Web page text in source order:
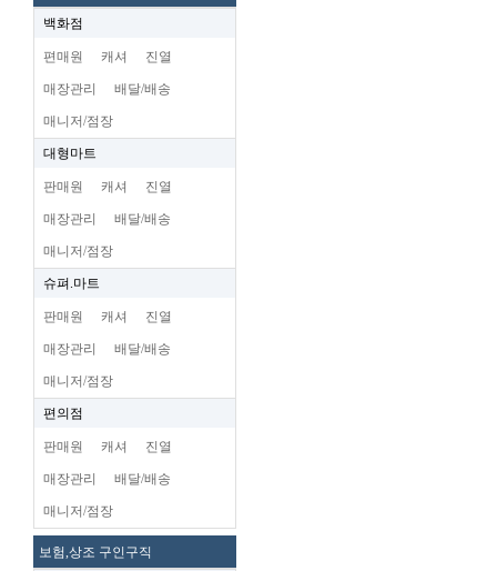
백화점
편매원 캐셔 진열
매장관리 배달/배송
매니저/점장
대형마트
판매원 캐셔 진열
매장관리 배달/배송
매니저/점장
슈펴.마트
판매원 캐셔 진열
매장관리 배달/배송
매니저/점장
편의점
판매원 캐셔 진열
매장관리 배달/배송
매니저/점장
보험,상조 구인구직